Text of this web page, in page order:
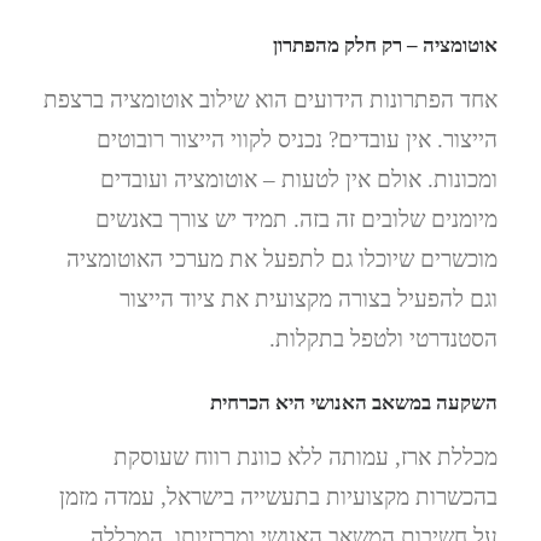
אוטומציה – רק חלק מהפתרון
אחד הפתרונות הידועים הוא שילוב אוטומציה ברצפת
הייצור. אין עובדים? נכניס לקווי הייצור רובוטים
ומכונות. אולם אין לטעות – אוטומציה ועובדים
מיומנים שלובים זה בזה. תמיד יש צורך באנשים
מוכשרים שיוכלו גם לתפעל את מערכי האוטומציה
וגם להפעיל בצורה מקצועית את ציוד הייצור
הסטנדרטי ולטפל בתקלות.
השקעה במשאב האנושי היא הכרחית
מכללת ארז, עמותה ללא כוונת רווח שעוסקת
בהכשרות מקצועיות בתעשייה בישראל, עמדה מזמן